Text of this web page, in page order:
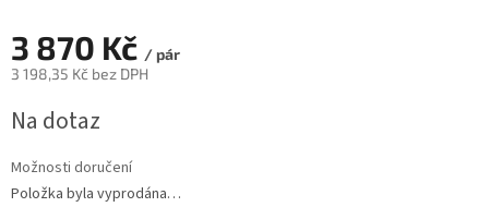
3 870 Kč / pár
3 198,35 Kč bez DPH
cena:
Na dotaz
Možnosti doručení
Položka byla vyprodána…